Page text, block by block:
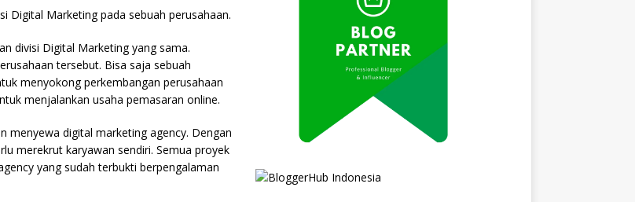
Digital Marketing pada sebuah perusahaan.
divisi Digital Marketing yang sama.
tersebut. Bisa saja sebuah
menyokong perkembangan perusahaan
menjalankan usaha pemasaran online.
menyewa digital marketing agency. Dengan
merekrut karyawan sendiri. Semua proyek
yang sudah terbukti berpengalaman